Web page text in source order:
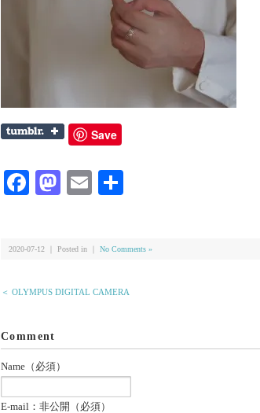
Save
Facebook
Mastodon
Email
2020-07-12 ｜ Posted in ｜ No Comments »
＜ OLYMPUS DIGITAL CAMERA
Comment
Name（必須）
E-mail：非公開（必須）